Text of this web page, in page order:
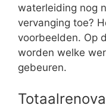
waterleiding nog
vervanging toe?
voorbeelden. Op
worden welke
gebeuren.